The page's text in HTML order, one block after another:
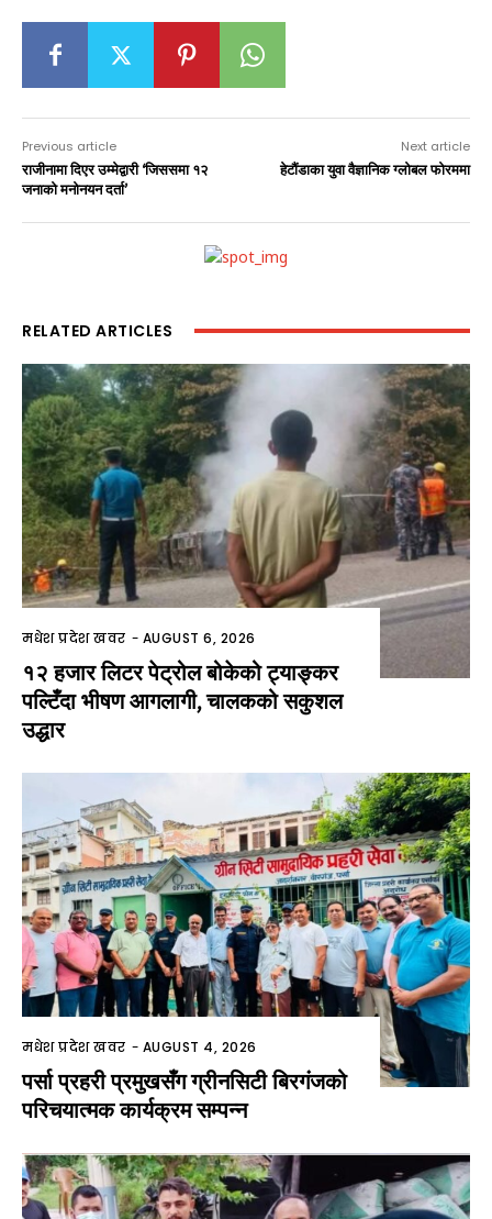
Previous article
राजीनामा दिएर उम्मेद्वारी ‘जिससमा १२
जनाको मनोनयन दर्ता’
Next article
हेटौंडाका युवा वैज्ञानिक ग्लोबल फोरममा
RELATED ARTICLES
मधेश प्रदेश खवर - AUGUST 6, 2026
१२ हजार लिटर पेट्रोल बोकेको ट्याङ्कर
पल्टिँदा भीषण आगलागी, चालकको सकुशल
उद्धार
मधेश प्रदेश खवर - AUGUST 4, 2026
पर्सा प्रहरी प्रमुखसँग ग्रीनसिटी बिरगंजको
परिचयात्मक कार्यक्रम सम्पन्न